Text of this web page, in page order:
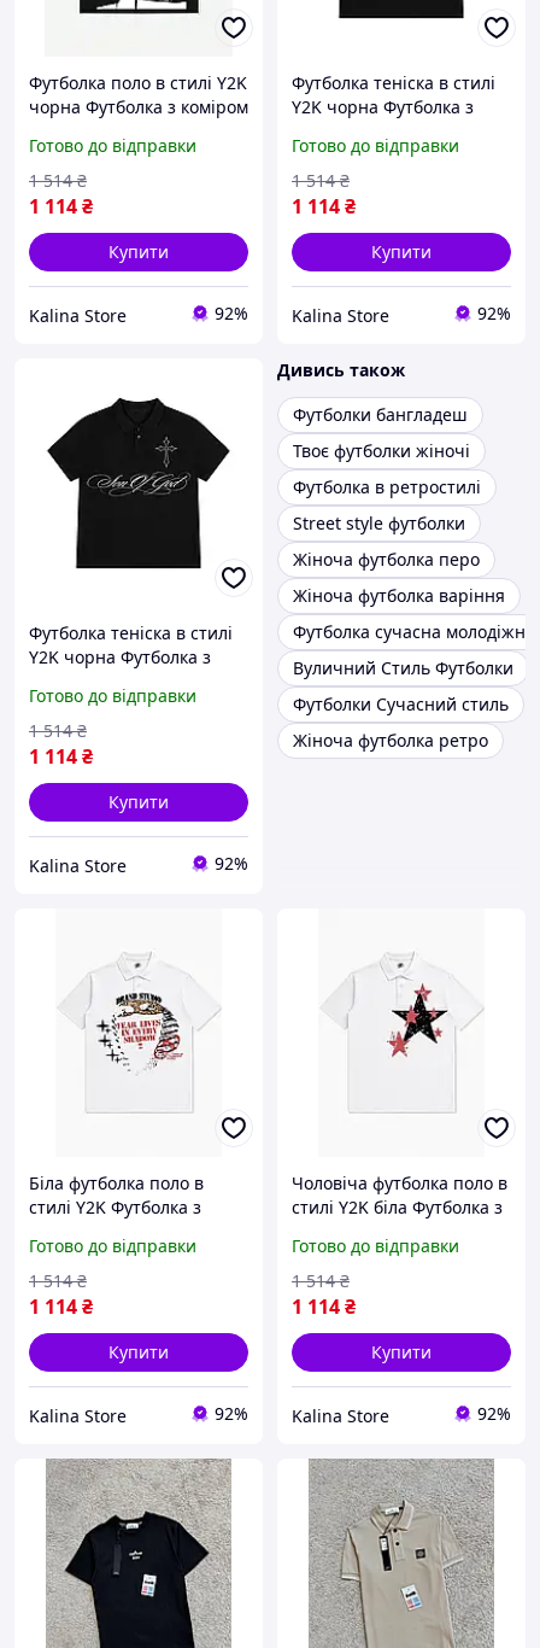
Футболка поло в стилі Y2K
чорна Футболка з коміром
футболка в стилі Ю2К
Чоловіча теніска в ретро
стилі
Готово до відправки
1 114₴
1 514 ₴
Купити
Kalina Store 92%
Футболка теніска в стилі
Y2K чорна Футболка з
Ретро футболка в стилі
Ю2К Чоловіча теніска в
ретро стилі
Готово до відправки
1 114₴
1 514 ₴
Купити
Kalina Store 92%
Футболка теніска в стилі
Y2K чорна Футболка з
Ретро футболка в стилі
Ю2К Чоловіча теніска в
ретро стилі
Готово до відправки
1 114₴
1 514 ₴
Купити
Kalina Store 92%
Дивись також
Футболки бангладеш
Твоє футболки жіночі
Футболка в ретростилі
Street style футболки
Жіноча футболка перо
Жіноча футболка варіння
Футболка сучасна молодіжна
Вуличний Стиль Футболки
Футболки Сучасний стиль
Жіноча футболка ретро
Біла футболка поло в
стилі Y2K Футболка з
стилі Ю2К Стильна
чоловіча теніска в ретро
стилі
Готово до відправки
1 114₴
1 514 ₴
Купити
Kalina Store 92%
Чоловіча футболка поло в
стилі Y2K біла Футболка з
стилі Ю2К Стильна
теніска в ретро стилі
Готово до відправки
1 114₴
1 514 ₴
Купити
Kalina Store 92%